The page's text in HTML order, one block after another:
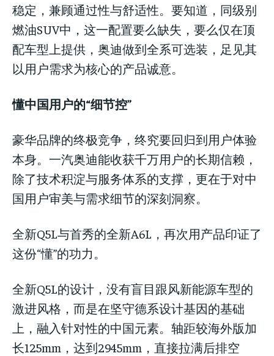
稳定，兼顾通过性与舒适性。要知道，同级别
燃油SUV中，这一配置要么缺失，要么仅在顶
配车型上提供，奥迪做到全系可选装，足见其
以用户需求为核心的产品诚意。
懂中国用户的“细节控”
豪华品牌的终极竞争，终究要回归到用户体验
本身。一汽奥迪能收获千万用户的长期信赖，
除了技术积淀与服务体系的支撑，更在于对中
国用户审美与需求细节的深刻洞察。
全新Q5L与首秀的全新A6L，再次用产品印证了
这份“懂”的功力。
全新Q5L的设计，没有盲目跟风新能源车型的
激进风格，而是在坚守德系设计基因的基础
上，融入针对性的中国元素。轴距较海外版加
长125mm，达到2945mm，直接拉满后排空